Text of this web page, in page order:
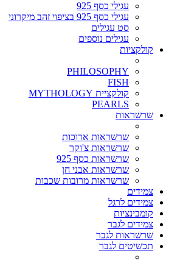
עגילי כסף 925
עגילי כסף 925 בציפוי זהב מיקרוני
סט עגילים
עגילים נוספים
קולקציות
PHILOSOPHY
FISH
קולקציית MYTHOLOGY
PEARLS
שרשראות
שרשראות ארוכות
שרשראות צ'וקר
שרשראות כסף 925
שרשראות אבני חן
שרשראות מרובות שכבות
צמידים
צמידים לרגל
קומבינציות
צמידים לגבר
שרשראות לגבר
תכשיטים לגבר